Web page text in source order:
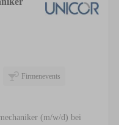
Firmenevents
(m/w/d) bei